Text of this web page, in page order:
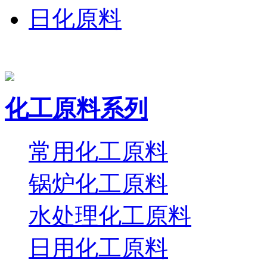
日化原料
化工原料系列
常用化工原料
锅炉化工原料
水处理化工原料
日用化工原料